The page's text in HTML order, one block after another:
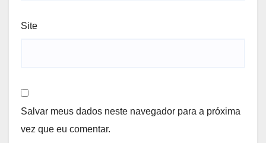
Site
Salvar meus dados neste navegador para a próxima
vez que eu comentar.